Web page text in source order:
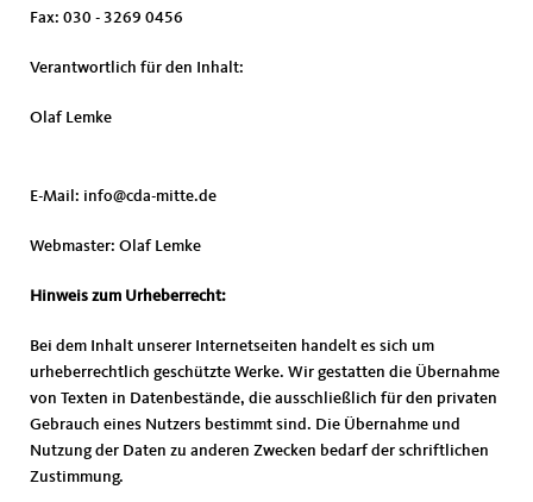
Fax: 030 - 3269 0456
Verantwortlich für den Inhalt:
Olaf Lemke
E-Mail: info@cda-mitte.de
Webmaster: Olaf Lemke
Hinweis zum Urheberrecht:
Bei dem Inhalt unserer Internetseiten handelt es sich um
urheberrechtlich geschützte Werke. Wir gestatten die Übernahme
von Texten in Datenbestände, die ausschließlich für den privaten
Gebrauch eines Nutzers bestimmt sind. Die Übernahme und
Nutzung der Daten zu anderen Zwecken bedarf der schriftlichen
Zustimmung.